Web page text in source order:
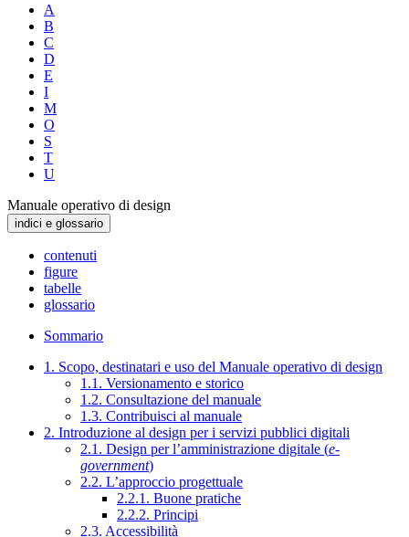
A
B
C
D
E
I
M
O
S
T
U
Manuale operativo di design
indici e glossario
contenuti
figure
tabelle
glossario
Sommario
1. Scopo, destinatari e uso del Manuale operativo di design
1.1. Versionamento e storico
1.2. Consultazione del manuale
1.3. Contribuisci al manuale
2. Introduzione al design per i servizi pubblici digitali
2.1. Design per l’amministrazione digitale (e-
government)
2.2. L’approccio progettuale
2.2.1. Buone pratiche
2.2.2. Principi
2.3. Accessibilità